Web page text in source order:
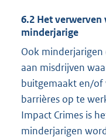
6.2 Het verwerven
minderjarige
Ook minderjarigen
aan misdrijven
buitgemaakt en/of
barrières op te
Impact Crimes is
minderjarigen